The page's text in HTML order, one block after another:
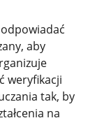
odpowiadać
aby
weryfikacji
tak, by
na